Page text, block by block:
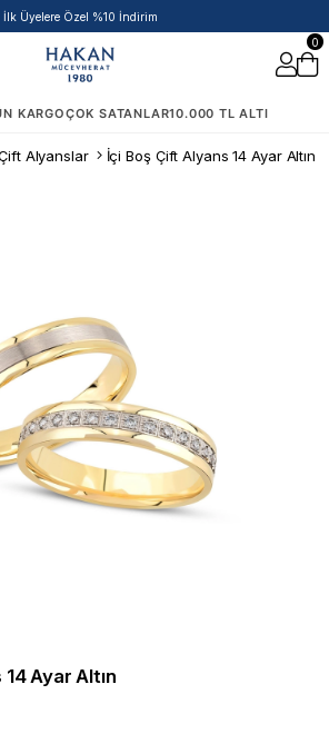
Üzeri Siparişlere Ek %5 İndirim Fırsatı!
0
KARGOÇOK SATANLAR10.000 TL ALTI
Alyanslar İçi Boş Çift Alyans 14 Ayar Altın
Ayar Altın